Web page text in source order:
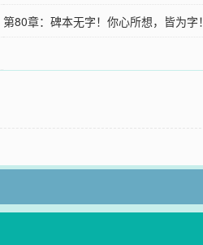
第80章：碑本无字！你心所想，皆为字！